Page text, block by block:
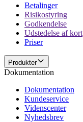
Betalinger
Risikostyring
Godkendelse
Udstedelse af kort
Priser
Produkter
Dokumentation
Dokumentation
Kundeservice
Videnscenter
Nyhedsbrev